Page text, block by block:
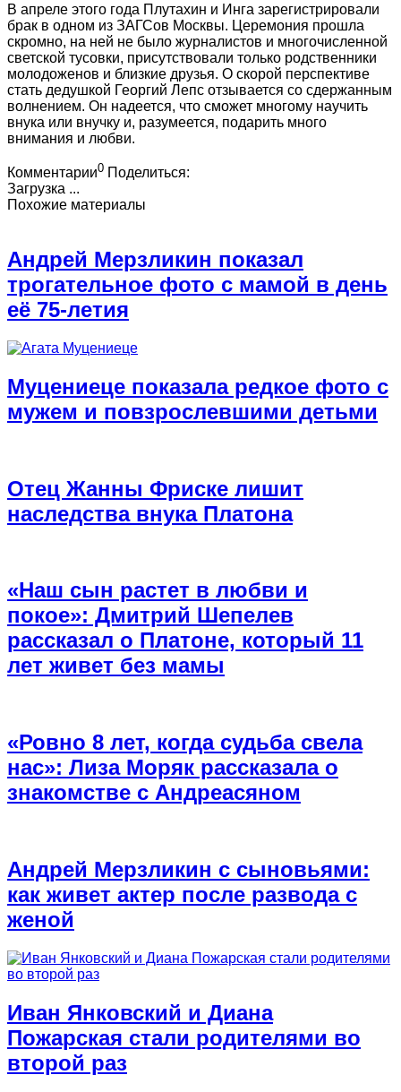
В апреле этого года Плутахин и Инга зарегистрировали
брак в одном из ЗАГСов Москвы. Церемония прошла
скромно, на ней не было журналистов и многочисленной
светской тусовки, присутствовали только родственники
молодоженов и близкие друзья. О скорой перспективе
стать дедушкой Георгий Лепс отзывается со сдержанным
волнением. Он надеется, что сможет многому научить
внука или внучку и, разумеется, подарить много
внимания и любви.
Комментарии0 Поделиться:
Загрузка ...
Похожие материалы
Андрей Мерзликин показал
трогательное фото с мамой в день
её 75-летия
Муцениеце показала редкое фото с
мужем и повзрослевшими детьми
Отец Жанны Фриске лишит
наследства внука Платона
«Наш сын растет в любви и
покое»: Дмитрий Шепелев
рассказал о Платоне, который 11
лет живет без мамы
«Ровно 8 лет, когда судьба свела
нас»: Лиза Моряк рассказала о
знакомстве с Андреасяном
Андрей Мерзликин с сыновьями:
как живет актер после развода с
женой
Иван Янковский и Диана
Пожарская стали родителями во
второй раз